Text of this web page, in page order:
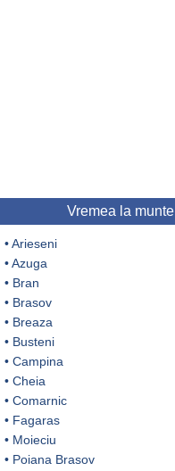
Vremea la munte
•Arieseni
•Azuga
• Bran
• Brasov
• Breaza
• Busteni
• Campina
• Cheia
• Comarnic
• Fagaras
• Moieciu
• Poiana Brasov